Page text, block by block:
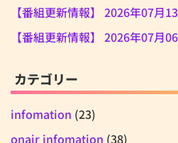
【番組更新情報】 2026年07月
【番組更新情報】 2026年07月
カテゴリー
infomation (23)
onair infomation (38)